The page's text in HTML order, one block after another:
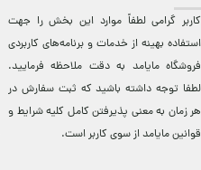
کاربر گرامی لطفاً موارد این بخش را جهت
استفاده بهینه از خدمات و برنامه‌‏های کاربردی
فروشگاه مایامد به دقت ملاحظه فرمایید.
لطفا توجه داشته باشید که ثبت سفارش در
هر زمان به معنی پذیرفتن کامل کلیهشرایط و
قوانین مایامداز سوی کاربر است.